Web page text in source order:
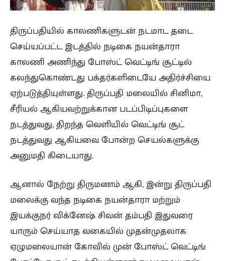
திருப்பதியில் காலணிகளுடன் நடமாட தடை
செய்யப்பட்ட இடத்தில் நடிகை நயன்தாரா
காலணி அணிந்து போஸ்ட் வெட்டிங் சூட்டில்
கலந்துகொண்டது பக்தர்களிடையே அதிர்ச்சியை
ஏற்படுத்தியுள்ளது. திருப்பதி மலையில் சினிமா,
சீரியல் ஆகியவற்றுக்கான படப்பிடிப்புகளை
நடத்துவது, திறந்த வெளியில் வெட்டிங் சூட்
நடத்துவது ஆகியவை போன்ற செயல்களுக்கு
அனுமதி கிடையாது.
ஆனால் நேற்று திருமணம் ஆகி, இன்று திருப்பதி
மலைக்கு வந்த நடிகை நயன்தாரா மற்றும்
இயக்குநர் விக்னேஷ் சிவன் தம்பதி இதுவரை
யாரும் செய்யாத வகையில் முதன்முதலாக
ஏழுமலையான் கோவில் முன் போஸ்ட் வெட்டிங்